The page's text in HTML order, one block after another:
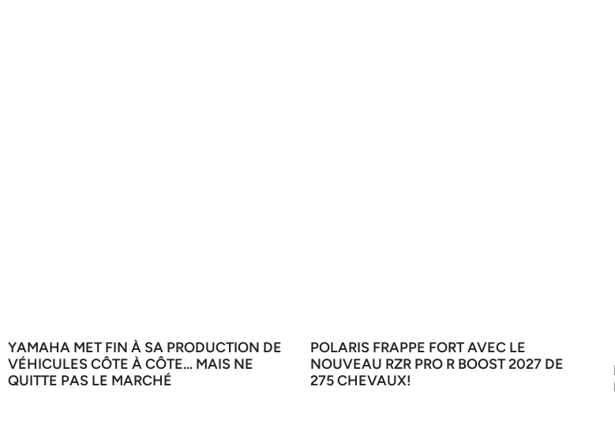
YAMAHA MET FIN À SA PRODUCTION DE
VÉHICULES CÔTE À CÔTE… MAIS NE
QUITTE PAS LE MARCHÉ
POLARIS FRAPPE FORT AVEC LE
NOUVEAU RZR PRO R BOOST 2027 DE
275 CHEVAUX!